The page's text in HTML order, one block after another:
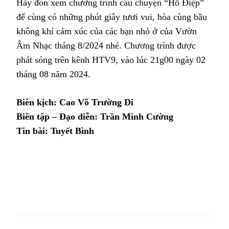
Hãy đón xem chương trình câu chuyện “Hồ Điệp”
để cùng có những phút giây tươi vui, hòa cùng bầu
không khí cảm xúc của các bạn nhỏ ở của Vườn
Âm Nhạc tháng 8/2024 nhé. Chương trình được
phát sóng trên kênh HTV9, vào lúc 21g00 ngày 02
tháng 08 năm 2024.
Biên kịch: Cao Võ Trường Di
Biên tập – Đạo diễn: Trần Minh Cường
Tin bài: Tuyết Bình